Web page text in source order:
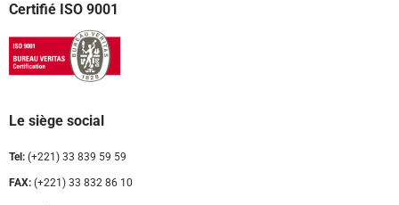
Certifié ISO 9001
Le siège social
Tel: (+221) 33 839 59 59
FAX: (+221) 33 832 86 10